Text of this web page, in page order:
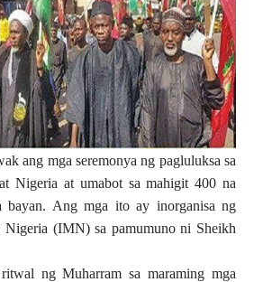
ang mga seremonya ng pagluluksa sa
Nigeria at umabot sa mahigit 400 na
bayan. Ang mga ito ay inorganisa ng
(IMN) sa pamumuno ni Sheikh
ng Muharram sa maraming mga